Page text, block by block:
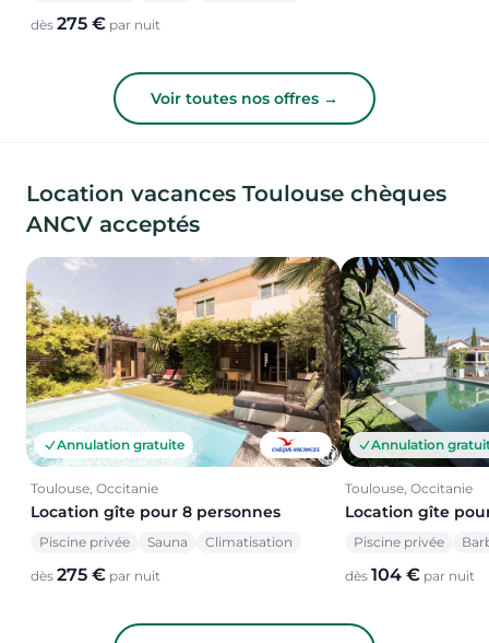
dès 275 € par nuit
Voir toutes nos offres →
Location vacances Toulouse chèques
ANCV acceptés
Annulation gratuite
Toulouse, Occitanie
Location gîte pour 8 personnes
Piscine privée Sauna Climatisation
dès 275 € par nuit
Annulation
Toulouse, Occitanie
Location gîte
Piscine privée
dès 104 € par nuit